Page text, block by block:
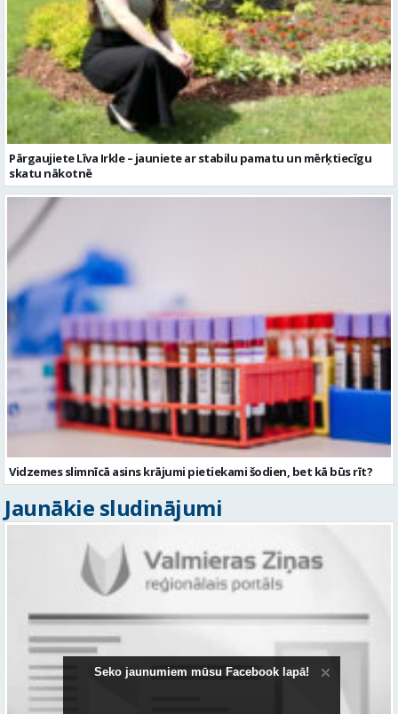
Pārgaujiete Līva Irkle – jauniete ar stabilu pamatu un mērķtiecīgu
skatu nākotnē
Vidzemes slimnīcā asins krājumi pietiekami šodien, bet kā būs rīt?
Jaunākie sludinājumi
Seko jaunumiem mūsu Facebook lapā!